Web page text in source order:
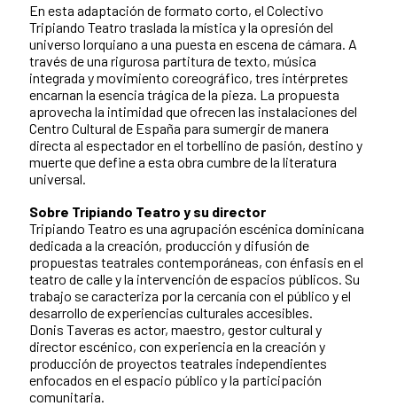
En esta adaptación de formato corto, el Colectivo
Tripiando Teatro traslada la mística y la opresión del
universo lorquiano a una puesta en escena de cámara. A
través de una rigurosa partitura de texto, música
integrada y movimiento coreográfico, tres intérpretes
encarnan la esencia trágica de la pieza. La propuesta
aprovecha la intimidad que ofrecen las instalaciones del
Centro Cultural de España para sumergir de manera
directa al espectador en el torbellino de pasión, destino y
muerte que define a esta obra cumbre de la literatura
universal.
Sobre Tripiando Teatro y su director
Tripiando Teatro es una agrupación escénica dominicana
dedicada a la creación, producción y difusión de
propuestas teatrales contemporáneas, con énfasis en el
teatro de calle y la intervención de espacios públicos. Su
trabajo se caracteriza por la cercanía con el público y el
desarrollo de experiencias culturales accesibles.
Donis Taveras es actor, maestro, gestor cultural y
director escénico, con experiencia en la creación y
producción de proyectos teatrales independientes
enfocados en el espacio público y la participación
comunitaria.